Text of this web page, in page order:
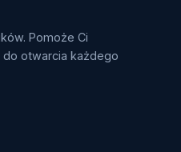
Pomoże Ci
otwarcia każdego